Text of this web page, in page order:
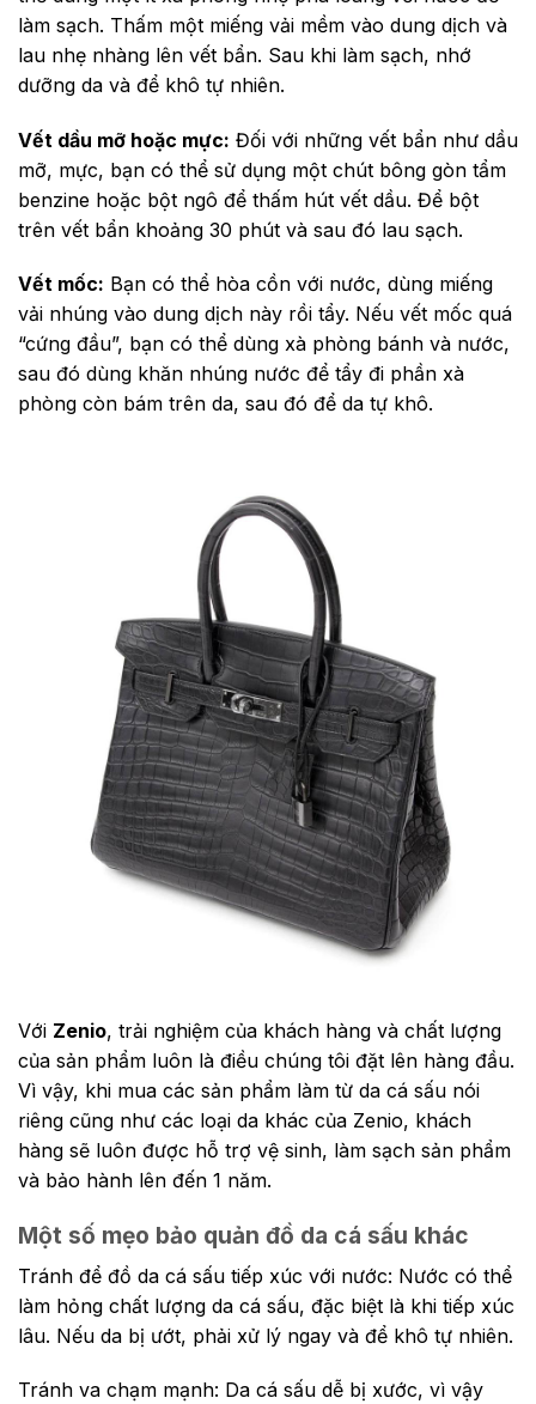
làm sạch. Thấm một miếng vải mềm vào dung dịch và
lau nhẹ nhàng lên vết bẩn. Sau khi làm sạch, nhớ
dưỡng da và để khô tự nhiên.
Vết dầu mỡ hoặc mực: Đối với những vết bẩn như dầu
mỡ, mực, bạn có thể sử dụng một chút bông gòn tẩm
benzine hoặc bột ngô để thấm hút vết dầu. Để bột
trên vết bẩn khoảng 30 phút và sau đó lau sạch.
Vết mốc: Bạn có thể hòa cồn với nước, dùng miếng
vải nhúng vào dung dịch này rồi tẩy. Nếu vết mốc quá
“cứng đầu”, bạn có thể dùng xà phòng bánh và nước,
sau đó dùng khăn nhúng nước để tẩy đi phần xà
phòng còn bám trên da, sau đó để da tự khô.
Với Zenio, trải nghiệm của khách hàng và chất lượng
của sản phẩm luôn là điều chúng tôi đặt lên hàng đầu.
Vì vậy, khi mua các sản phẩm làm từ da cá sấu nói
riêng cũng như các loại da khác của Zenio, khách
hàng sẽ luôn được hỗ trợ vệ sinh, làm sạch sản phẩm
và bảo hành lên đến 1 năm.
Một số mẹo bảo quản đồ da cá sấu khác
Tránh để đồ da cá sấu tiếp xúc với nước: Nước có thể
làm hỏng chất lượng da cá sấu, đặc biệt là khi tiếp xúc
lâu. Nếu da bị ướt, phải xử lý ngay và để khô tự nhiên.
Tránh va chạm mạnh: Da cá sấu dễ bị xước, vì vậy